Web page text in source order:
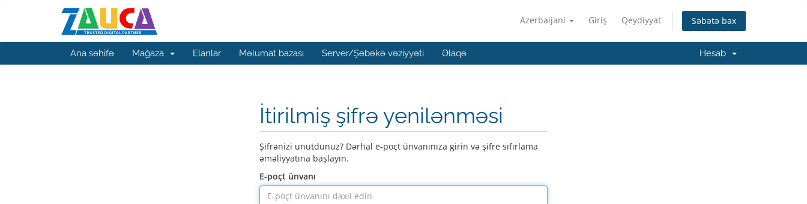
Azerbaijani Giriş Qeydiyyat Səbətə bax
Ana səhifə Mağaza Elanlar Məlumat bazası Server/Şəbəkə vəziyyəti Əlaqə Hesab
İtirilmiş şifrə yenilənməsi
Şifrənizi unutdunuz? Dərhal e-poçt ünvanınıza girin və şifre sıfırlama
əməliyyatına başlayın.
E-poçt ünvanı